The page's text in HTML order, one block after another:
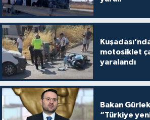
motosiklet
yaralandı
Bakan
“Türkiye